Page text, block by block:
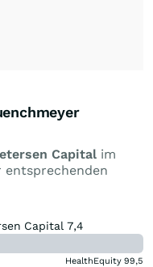
Capital im
Capital 7,4
HealthEquity 99,5